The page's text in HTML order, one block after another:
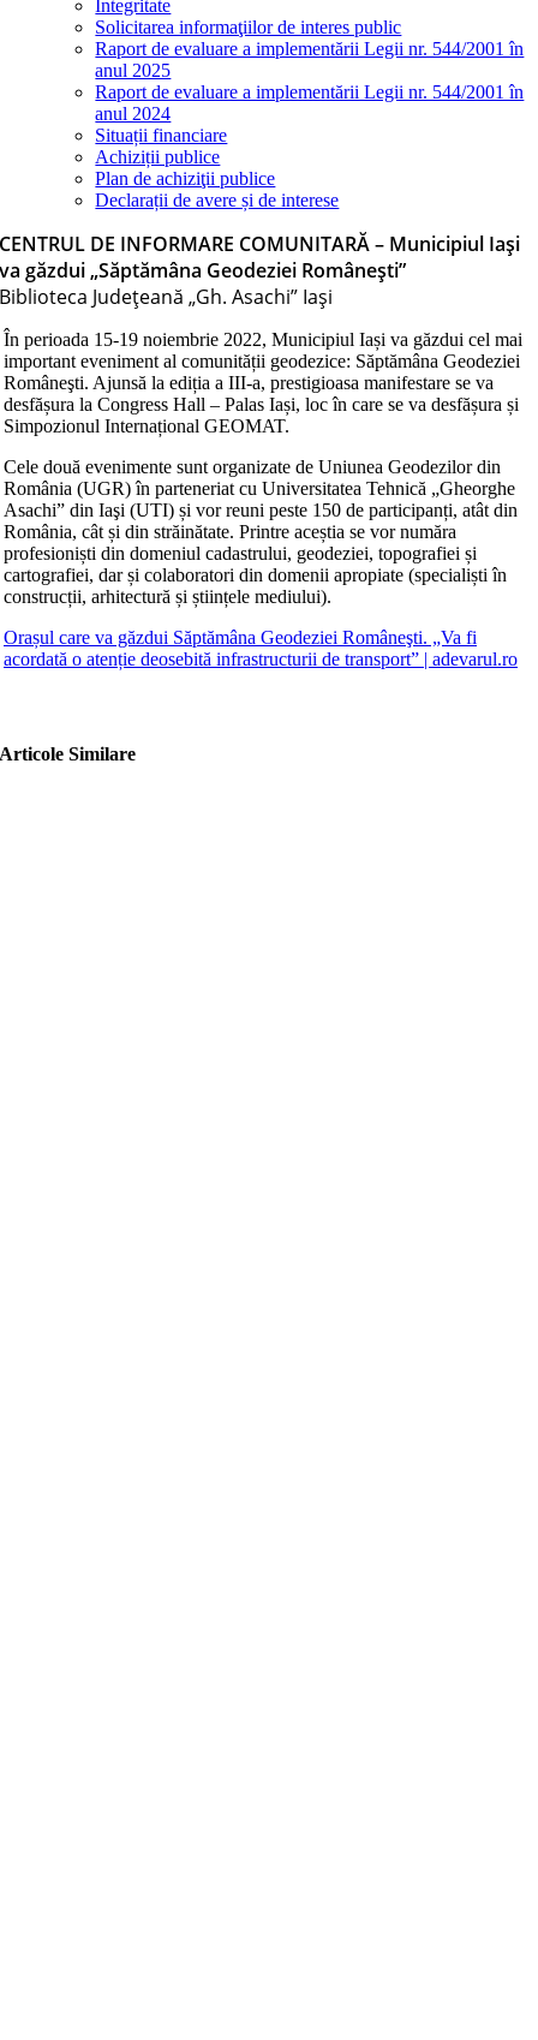
Integritate
Solicitarea informaţiilor de interes public
Raport de evaluare a implementării Legii nr. 544/2001 în
anul 2025
Raport de evaluare a implementării Legii nr. 544/2001 în
anul 2024
Situații financiare
Achiziții publice
Plan de achiziţii publice
Declarații de avere și de interese
CENTRUL DE INFORMARE COMUNITARĂ – Municipiul Iași
va găzdui „Săptămâna Geodeziei Româneşti”
Biblioteca Judeţeană „Gh. Asachi” Iaşi
În perioada 15-19 noiembrie 2022, Municipiul Iași va găzdui cel mai
important eveniment al comunității geodezice: Săptămâna Geodeziei
Româneşti. Ajunsă la ediția a III-a, prestigioasa manifestare se va
desfășura la Congress Hall – Palas Iași, loc în care se va desfășura și
Simpozionul Internațional GEOMAT.
Cele două evenimente sunt organizate de Uniunea Geodezilor din
România (UGR) în parteneriat cu Universitatea Tehnică „Gheorghe
Asachi” din Iaşi (UTI) și vor reuni peste 150 de participanți, atât din
România, cât și din străinătate. Printre aceștia se vor număra
profesioniști din domeniul cadastrului, geodeziei, topografiei și
cartografiei, dar și colaboratori din domenii apropiate (specialiști în
construcții, arhitectură și științele mediului).
Orașul care va găzdui Săptămâna Geodeziei Româneşti. „Va fi
acordată o atenție deosebită infrastructurii de transport” | adevarul.ro
Articole Similare